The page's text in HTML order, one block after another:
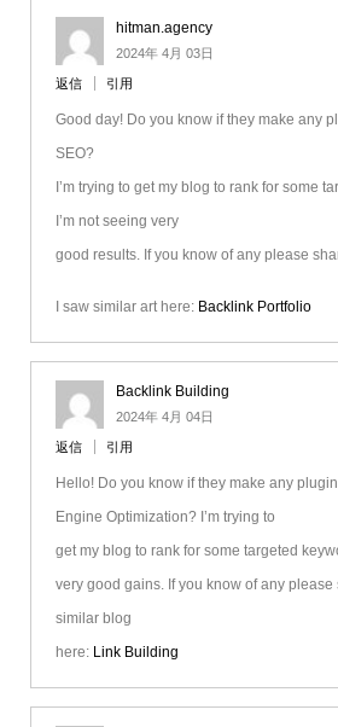
hitman.agency
2024年 4月 03日
返信 引用
Good day! Do you know if they make any
SEO?
I’m trying to get my blog to rank for some
I’m not seeing very
good results. If you know of any please
I saw similar art here: Backlink Portfolio
Backlink Building
2024年 4月 04日
返信 引用
Hello! Do you know if they make any
Engine Optimization? I’m trying to
get my blog to rank for some targeted
very good gains. If you know of any please
similar blog
here: Link Building